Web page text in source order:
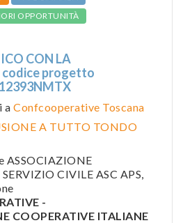
OPPORTUNITÀ
CON LA
codice progetto
a Confcooperative Toscana
A TUTTO TONDO
ASSOCIAZIONE
CIVILE ASC APS,
-
COOPERATIVE ITALIANE